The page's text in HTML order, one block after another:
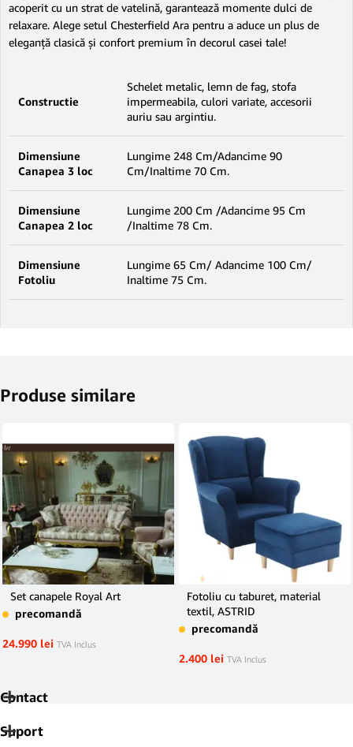
acoperit cu un strat de vatelină, garantează momente dulci de
relaxare. Alege setul Chesterfield Ara pentru a aduce un plus de
eleganță clasică și confort premium în decorul casei tale!
Constructie
Schelet metalic, lemn de fag, stofa
impermeabila, culori variate, accesorii
auriu sau argintiu.
Dimensiune
Canapea 3 loc
Lungime 248 Cm/Adancime 90
Cm/Inaltime 70 Cm.
Dimensiune
Canapea 2 loc
Lungime 200 Cm /Adancime 95 Cm
/Inaltime 78 Cm.
Dimensiune
Fotoliu
Lungime 65 Cm/ Adancime 100 Cm/
Inaltime 75 Cm.
Produse similare
Set canapele Royal Art
precomandă
24.990 lei TVA Inclus
Fotoliu cu taburet, material
textil, ASTRID
precomandă
2.400 lei TVA Inclus
Contact
Suport